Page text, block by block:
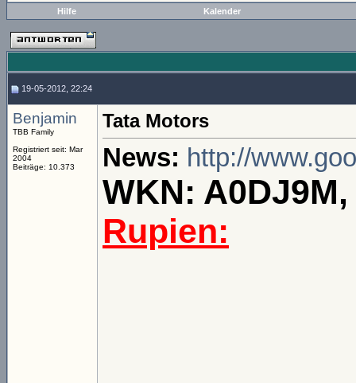
Hilfe Kalender
19-05-2012, 22:24
Benjamin
TBB Family
Registriert seit: Mar
2004
Beiträge: 10.373
Tata Motors
News: http://
WKN:
Rupien: